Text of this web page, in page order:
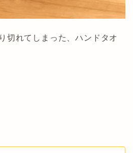
切れてしまった、ハンドタオ